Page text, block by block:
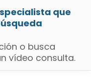
que
o busca
vídeo consulta.